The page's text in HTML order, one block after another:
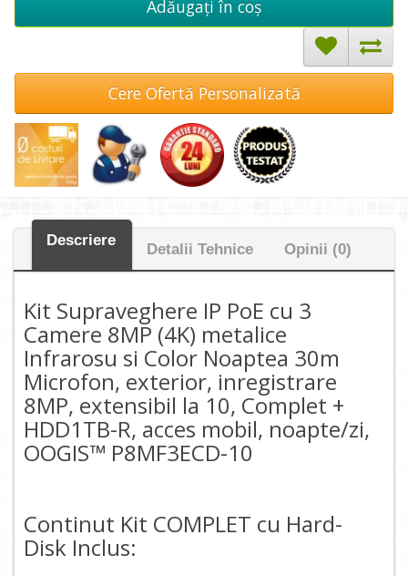
Adăugați în coş
Cere Ofertă Personalizată
Descriere
Detalii Tehnice Opinii (0)
Kit Supraveghere IP PoE cu 3
Camere 8MP (4K) metalice
Infrarosu si Color Noaptea 30m
Microfon, exterior, inregistrare
8MP, extensibil la 10, Complet +
HDD1TB-R, acces mobil, noapte/zi,
OOGIS™ P8MF3ECD-10
Continut Kit COMPLET cu Hard-
Disk Inclus: